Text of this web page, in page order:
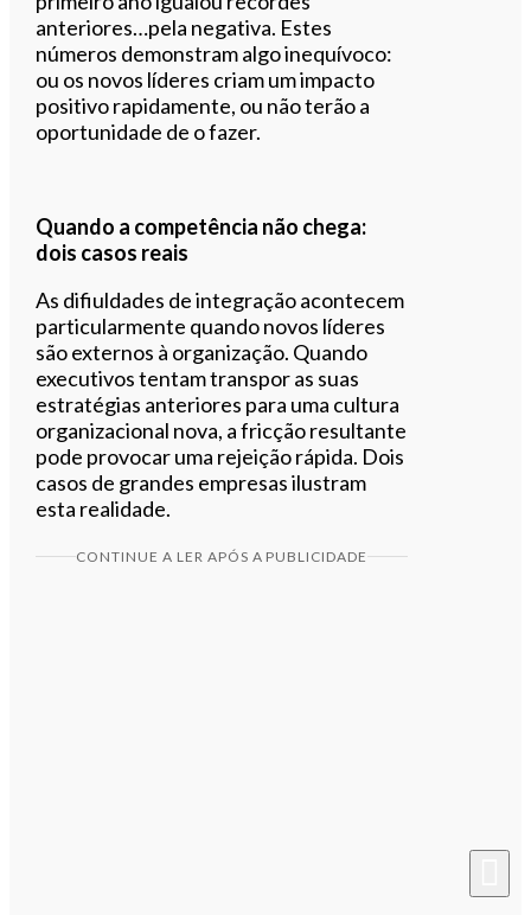
anteriores…pela negativa. Estes
números demonstram algo inequívoco:
ou os novos líderes criam um impacto
positivo rapidamente, ou não terão a
oportunidade de o fazer.
Quando a competência não chega:
dois casos reais
As difiuldades de integração acontecem
particularmente quando novos líderes
são externos à organização. Quando
executivos tentam transpor as suas
estratégias anteriores para uma cultura
organizacional nova, a fricção resultante
pode provocar uma rejeição rápida. Dois
casos de grandes empresas ilustram
esta realidade.
CONTINUE A LER APÓS A PUBLICIDADE